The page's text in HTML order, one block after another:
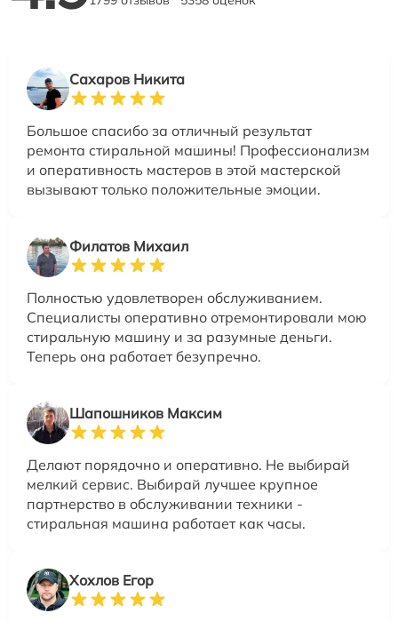
Сахаров Никита
Большое спасибо за отличный результат
ремонта стиральной машины! Профессионализм
и оперативность мастеров в этой мастерской
вызывают только положительные эмоции.
Филатов Михаил
Полностью удовлетворен обслуживанием.
Специалисты оперативно отремонтировали мою
стиральную машину и за разумные деньги.
Теперь она работает безупречно.
Шапошников Максим
Делают порядочно и оперативно. Не выбирай
мелкий сервис. Выбирай лучшее крупное
партнерство в обслуживании техники -
стиральная машина работает как часы.
Хохлов Егор